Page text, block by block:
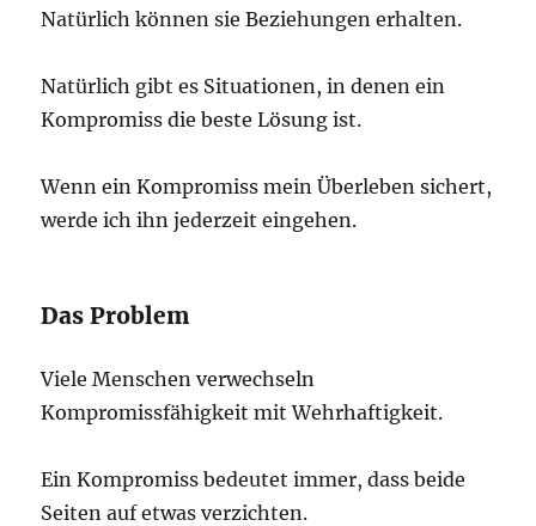
Natürlich können sie Beziehungen erhalten.
Natürlich gibt es Situationen, in denen ein
Kompromiss die beste Lösung ist.
Wenn ein Kompromiss mein Überleben sichert,
werde ich ihn jederzeit eingehen.
Das Problem
Viele Menschen verwechseln
Kompromissfähigkeit mit Wehrhaftigkeit.
Ein Kompromiss bedeutet immer, dass beide
Seiten auf etwas verzichten.